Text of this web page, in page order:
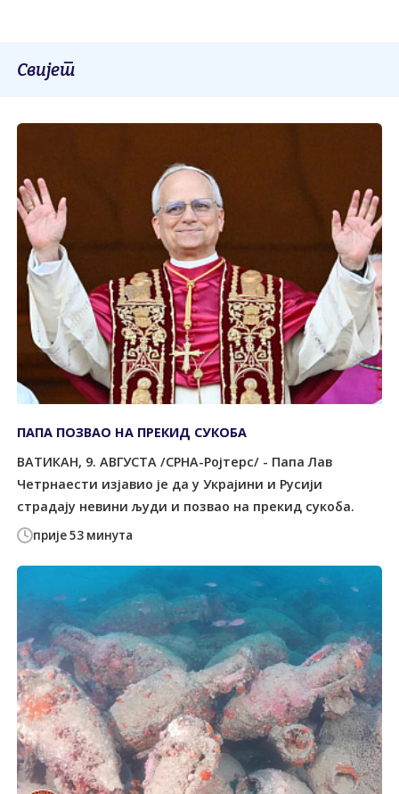
Свијет
прије 53 минута
ПАПА ПОЗВАО НА ПРЕКИД СУКОБА
ВАТИКАН, 9. АВГУСТА /СРНА-Ројтерс/ - Папа Лав
Четрнаести изјавио је да у Украјини и Русији
страдају невини људи и позвао на прекид сукоба.